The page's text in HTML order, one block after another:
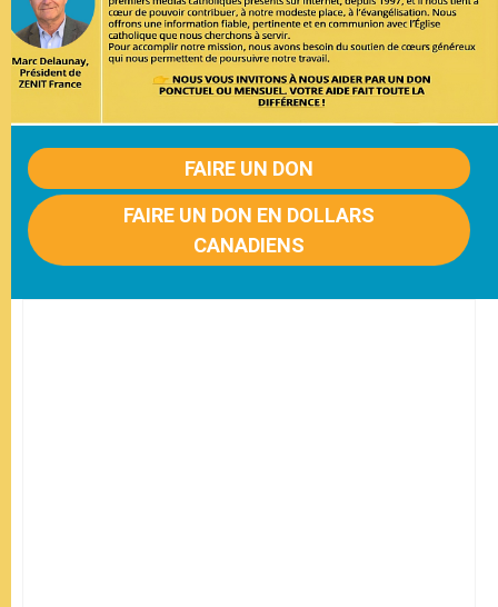
FAIRE UN DON
FAIRE UN DON EN DOLLARS
CANADIENS